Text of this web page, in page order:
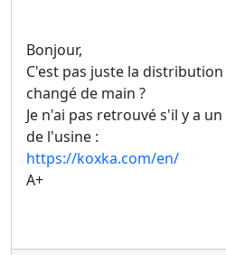
Bonjour,
C'est pas juste la distribution
changé de main ?
Je n'ai pas retrouvé s'il y a
de l'usine :
https://koxka.com/en/
A+